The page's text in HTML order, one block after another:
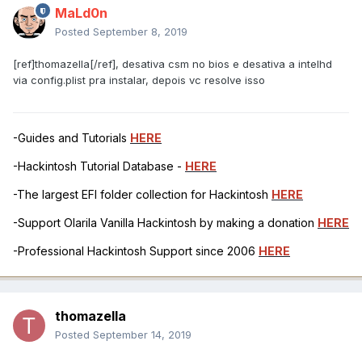
MaLd0n
Posted September 8, 2019
[ref]thomazella[/ref], desativa csm no bios e desativa a intelhd
via config.plist pra instalar, depois vc resolve isso
-Guides and Tutorials HERE
-Hackintosh Tutorial Database - HERE
-The largest EFI folder collection for Hackintosh HERE
-Support Olarila Vanilla Hackintosh by making a donation HERE
-Professional Hackintosh Support since 2006 HERE
thomazella
Posted September 14, 2019